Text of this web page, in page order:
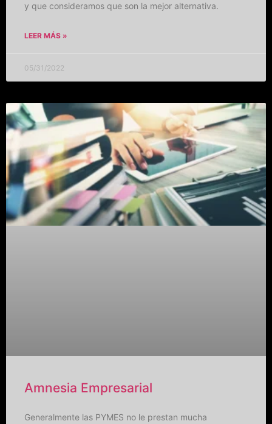
y que consideramos que son la mejor alternativa.
LEER MÁS »
05/31/2022
Amnesia Empresarial
Generalmente las PYMES no le prestan mucha